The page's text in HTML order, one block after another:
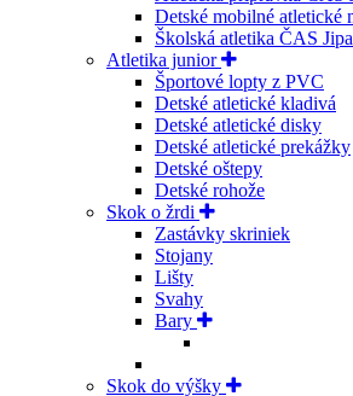
Detské mobilné atletické
Školská atletika ČAS
Atletika junior
Športové lopty z PVC
Detské atletické kladivá
Detské atletické disky
Detské atletické prekážky
Detské oštepy
Detské rohože
Skok o žrdi
Zastávky skriniek
Stojany
Lišty
Svahy
Bary
Skok do výšky